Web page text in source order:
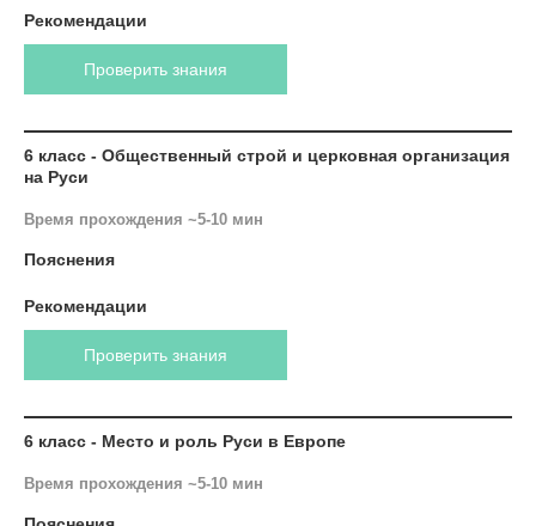
Рекомендации
Проверить знания
6 класс - Общественный строй и церковная организация
на Руси
Время прохождения ~5-10 мин
Пояснения
Рекомендации
Проверить знания
6 класс - Место и роль Руси в Европе
Время прохождения ~5-10 мин